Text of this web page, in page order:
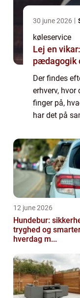
30 june 2026
køleservice
Lej en
pædagogik
Der findes
erhverv,
finger på,
har det på
Hvad
12 june 2026
Hundebur:
tryghed og
hverdag m...